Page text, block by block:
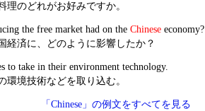
理のどれがお好みですか。
the free market had on the Chinese economy?
経済に、どのように影響したか？
to take in their environment technology.
環境技術などを取り込む。
「Chinese」の例文をすべてを見る